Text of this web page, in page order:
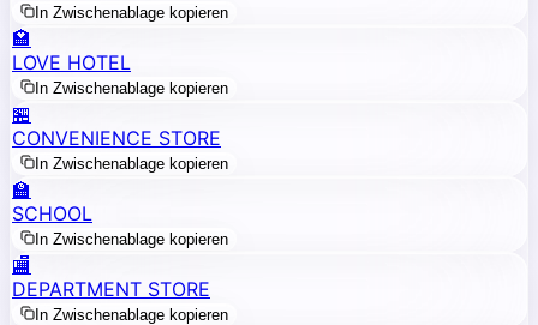
In Zwischenablage kopieren
🏩
LOVE HOTEL
In Zwischenablage kopieren
🏪
CONVENIENCE STORE
In Zwischenablage kopieren
🏫
SCHOOL
In Zwischenablage kopieren
🏬
DEPARTMENT STORE
In Zwischenablage kopieren